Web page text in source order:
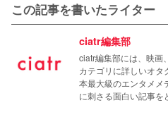
この記事を書いたライター
ciatr編集部
ciatr編集部には、映画
カテゴリに詳しいオタ
本最大級のエンタメメ
に刺さる面白い記事を